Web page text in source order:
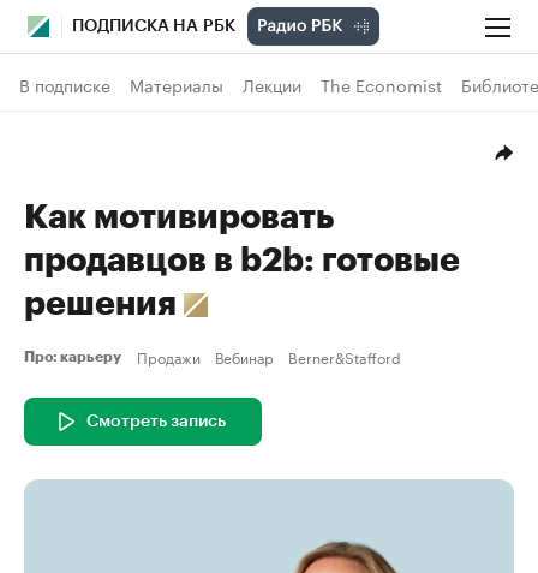
ПОДПИСКА НА РБК
В подписке Материалы Лекции The Economist
Как мотивировать
продавцов в b2b: готовые
решения
Про: карьеру Продажи Вебинар Berner&Stafford
Смотреть запись